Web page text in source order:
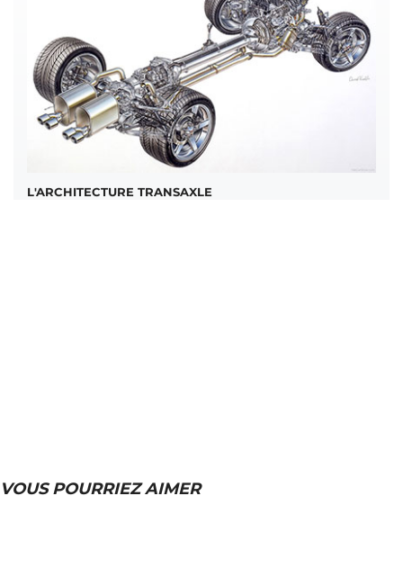
L'ARCHITECTURE TRANSAXLE
VOUS POURRIEZ AIMER